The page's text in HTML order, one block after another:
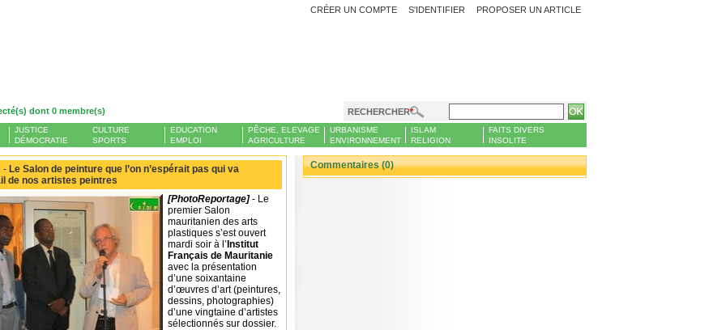
PROPOSER UN ARTICLE
CRÉER UN COMPTE S'IDENTIFIER
dont 0 membre(s) RECHERCHER
JUSTICE
DÉMOCRATIE
CULTURE
SPORTS
EDUCATION
EMPLOI
PÊCHE, ELEVAGE
AGRICULTURE
URBANISME
ENVIRONNEMENT
ISLAM
RELIGION
FAITS DIVERS
INSOLITE
- Le Salon de peinture que l’on n’espérait pas qui va
de nos artistes peintres
[PhotoReportage]- Le
premier Salon
mauritanien des arts
plastiques s’est ouvert
mardi soir à l’ Institut
Français de Mauritanie
avec la présentation
d’une soixantaine
d’œuvres d’art (peintures,
dessins, photographies)
d’une vingtaine d’artistes
sélectionnés sur dossier.
Commentaires (0)